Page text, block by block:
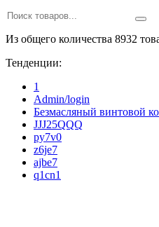
Из общего количества 8932
Тенденции:
1
Admin/login
Безмасляный винтовой
JJJ25QQQ
py7v0
z6je7
ajbe7
q1cn1